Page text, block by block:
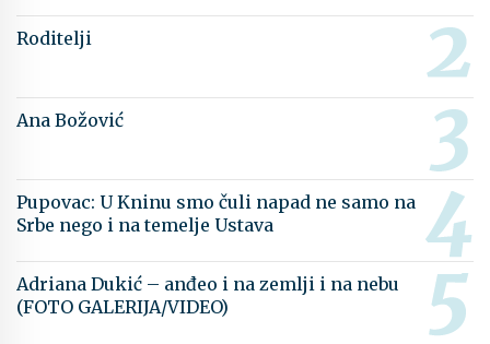
Roditelji
Ana Božović
Pupovac: U Kninu smo čuli napad ne samo na
Srbe nego i na temelje Ustava
Adriana Dukić – anđeo i na zemlji i na nebu
(FOTO GALERIJA/VIDEO)